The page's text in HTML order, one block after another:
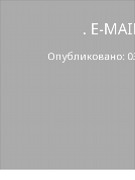
. E-
Опубликовано: